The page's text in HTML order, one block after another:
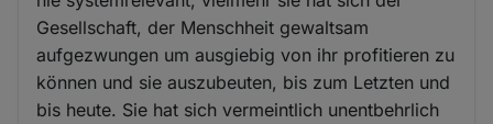
Gesellschaft, der Menschheit gewaltsam
aufgezwungen um ausgiebig von ihr profitieren zu
können und sie auszubeuten, bis zum Letzten und
bis heute. Sie hat sich vermeintlich unentbehrlich